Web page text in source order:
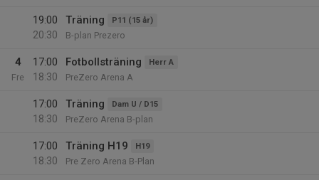
19:00
20:30
Träning P11 (15 år)
B-plan Prezero
4
Fre
17:00
18:30
Fotbollsträning Herr A
PreZero Arena A
17:00
18:30
Träning Dam U / D15
PreZero Arena B-plan
17:00
18:30
Träning H19 H19
Pre Zero Arena B-Plan